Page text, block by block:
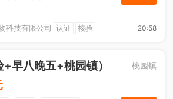
科技有限公司 认证 核验 20:58
早八晚五+桃园镇） 桃园镇